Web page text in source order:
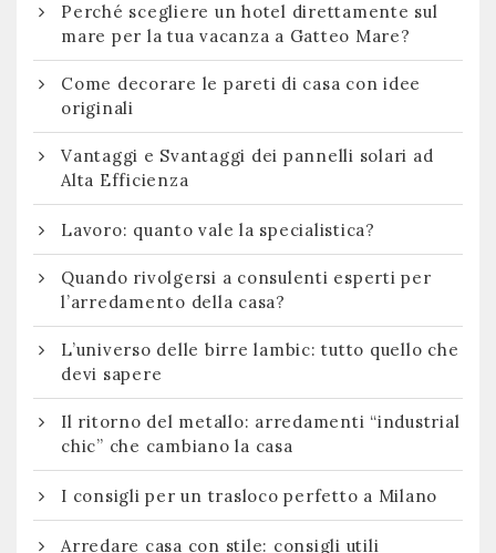
Perché scegliere un hotel direttamente sul
mare per la tua vacanza a Gatteo Mare?
Come decorare le pareti di casa con idee
originali
Vantaggi e Svantaggi dei pannelli solari ad
Alta Efficienza
Lavoro: quanto vale la specialistica?
Quando rivolgersi a consulenti esperti per
l’arredamento della casa?
L’universo delle birre lambic: tutto quello che
devi sapere
Il ritorno del metallo: arredamenti “industrial
chic” che cambiano la casa
I consigli per un trasloco perfetto a Milano
Arredare casa con stile: consigli utili